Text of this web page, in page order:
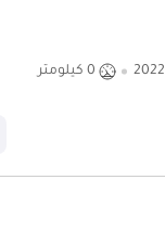
2022 0 كيلومتر